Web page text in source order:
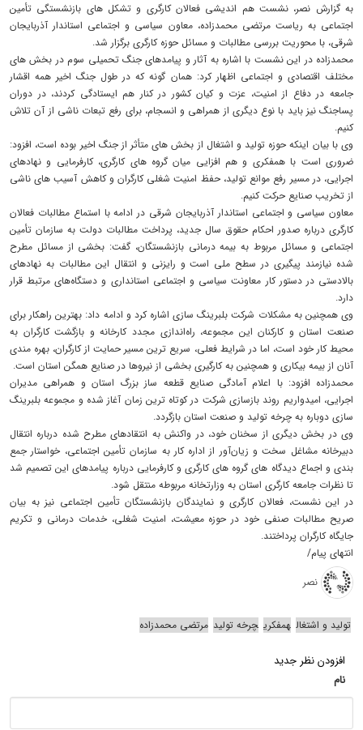
به گزارش نصر، نشست هم‌ اندیشی فعالان کارگری و تشکل‌ های بازنشستگی تأمین
اجتماعی به ریاست مرتضی محمدزاده، معاون سیاسی و اجتماعی استاندار آذربایجان
شرقی، با محوریت بررسی مطالبات و مسائل حوزه کارگری برگزار شد.
محمدزاده در این نشست با اشاره به آثار و پیامدهای جنگ تحمیلی سوم در بخش‌ های
مختلف اقتصادی و اجتماعی اظهار کرد: همان‌ گونه که در طول جنگ اخیر همه اقشار
جامعه در دفاع از امنیت، عزت و کیان کشور در کنار هم ایستادگی کردند، در دوران
پساجنگ نیز باید با نوع دیگری از همراهی و انسجام، برای رفع تبعات ناشی از آن تلاش
کنیم.
وی با بیان اینکه حوزه تولید و اشتغال از بخش‌ های متأثر از جنگ اخیر بوده است، افزود:
ضروری است با همفکری و هم‌ افزایی میان گروه‌ های کارگری، کارفرمایی و نهادهای
اجرایی، در مسیر رفع موانع تولید، حفظ امنیت شغلی کارگران و کاهش آسیب‌ های ناشی
از تخریب صنایع حرکت کنیم.
معاون سیاسی و اجتماعی استاندار آذربایجان شرقی در ادامه با استماع مطالبات فعالان
کارگری درباره صدور احکام حقوق سال جدید، پرداخت مطالبات دولت به سازمان تأمین
اجتماعی و مسائل مربوط به بیمه درمانی بازنشستگان، گفت: بخشی از مسائل مطرح
‌شده نیازمند پیگیری در سطح ملی است و رایزنی و انتقال این مطالبات به نهادهای
بالادستی در دستور کار معاونت سیاسی و اجتماعی استانداری و دستگاه‌های مرتبط قرار
دارد.
وی همچنین به مشکلات شرکت بلبرینگ‌ سازی اشاره کرد و ادامه داد: بهترین راهکار برای
صنعت استان و کارکنان این مجموعه، راه‌اندازی مجدد کارخانه و بازگشت کارگران به
محیط کار خود است، اما در شرایط فعلی، سریع ‌ترین مسیر حمایت از کارگران، بهره‌ مندی
آنان از بیمه بیکاری و همچنین به‌ کارگیری بخشی از نیروها در صنایع همگن استان است.
محمدزاده افزود: با اعلام آمادگی صنایع قطعه ‌ساز بزرگ استان و همراهی مدیران
اجرایی، امیدواریم روند بازسازی شرکت در کوتاه‌ ترین زمان آغاز شده و مجموعه بلبرینگ‌
سازی دوباره به چرخه تولید و صنعت استان بازگردد.
وی در بخش دیگری از سخنان خود، در واکنش به انتقادهای مطرح‌ شده درباره انتقال
دبیرخانه مشاغل سخت و زیان‌آور از اداره کار به سازمان تأمین اجتماعی، خواستار جمع‌
بندی و اجماع دیدگاه ‌های گروه‌ های کارگری و کارفرمایی درباره پیامدهای این تصمیم شد
تا نظرات جامعه کارگری استان به وزارتخانه مربوطه منتقل شود.
در این نشست، فعالان کارگری و نمایندگان بازنشستگان تأمین اجتماعی نیز به بیان
صریح مطالبات صنفی خود در حوزه معیشت، امنیت شغلی، خدمات درمانی و تکریم
جایگاه کارگران پرداختند.
انتهای پیام/
نصر
تولید و اشتغال همفکری چرخه تولید مرتضی محمدزاده
افزودن نظر جدید
نام